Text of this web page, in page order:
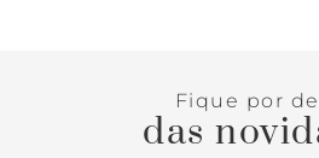
Fique por
das